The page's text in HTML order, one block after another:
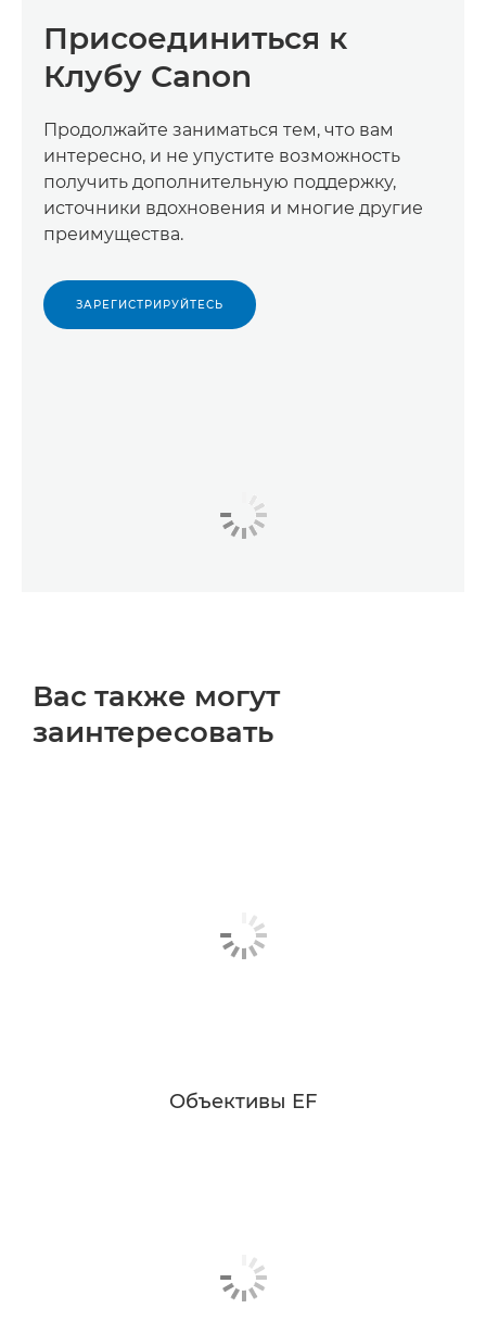
Присоединиться к
Клубу Canon
Продолжайте заниматься тем, что вам
интересно, и не упустите возможность
получить дополнительную поддержку,
источники вдохновения и многие другие
преимущества.
ЗАРЕГИСТРИРУЙТЕСЬ
Вас также могут
заинтересовать
Объективы EF